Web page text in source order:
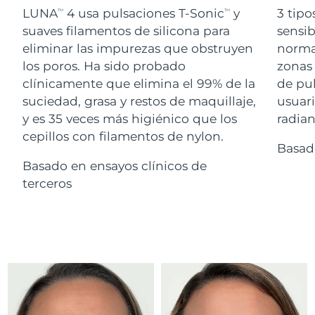
LUNATM 4 usa pulsaciones T-SonicTM
y
suaves filamentos de silicona para
eliminar las impurezas que obstruyen
los poros. Ha sido probado
clínicamente que elimina el 99% de la
suciedad, grasa y restos de maquillaje,
y es 35 veces más higiénico que los
cepillos con filamentos de nylon.
Basado en ensayos clínicos de
terceros
3
de
For healthy hair
18% PAP
Cosméticos Hombres
Comprar todo
FOREO APP
Israel Entrega prevista 12/8/26
Italia Entrega prevista 8/8/26
Japón Entrega prevista 11/8/26
Jersey Entrega prevista 13/8/26
10/8/26
Kuwait
Lituania Entrega prevista8/8/26